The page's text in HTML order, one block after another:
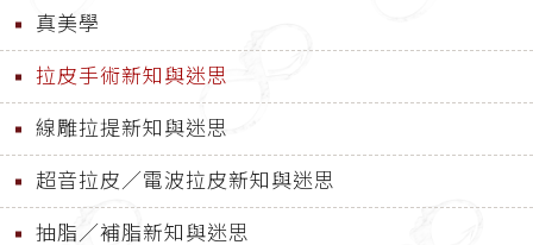
真美學
拉皮手術新知與迷思
線雕拉提新知與迷思
超音拉皮／電波拉皮新知與迷思
抽脂／補脂新知與迷思